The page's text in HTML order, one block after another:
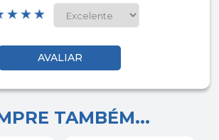
TAMBÉM...